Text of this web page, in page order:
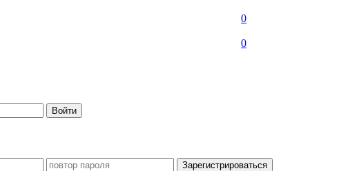
0
0
Войти
Зарегистрироваться